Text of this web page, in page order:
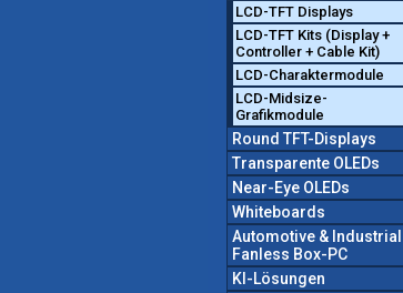
LCD-TFT Displays
LCD-TFT Kits (Display +
Controller + Cable Kit)
LCD-Charaktermodule
LCD-Midsize-
Grafikmodule
Round TFT-Displays
Transparente OLEDs
Near-Eye OLEDs
Whiteboards
Automotive & Industrial
Fanless Box-PC
KI-Lösungen